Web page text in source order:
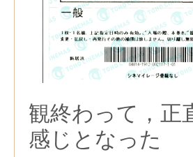
観終わって，正
感じとなった